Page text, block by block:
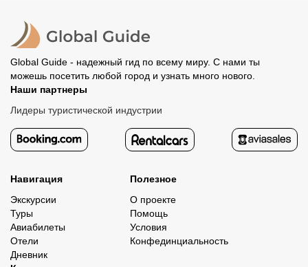
организатору напрямую не требуется.
Global Guide - надежный гид по всему миру. С нами ты
можешь посетить любой город и узнать много нового.
Наши партнеры
Лидеры туристической индустрии
Навигация
Экскурсии
Туры
Авиабилеты
Отели
Дневник
Полезное
О проекте
Помощь
Условия
Конфединциальность